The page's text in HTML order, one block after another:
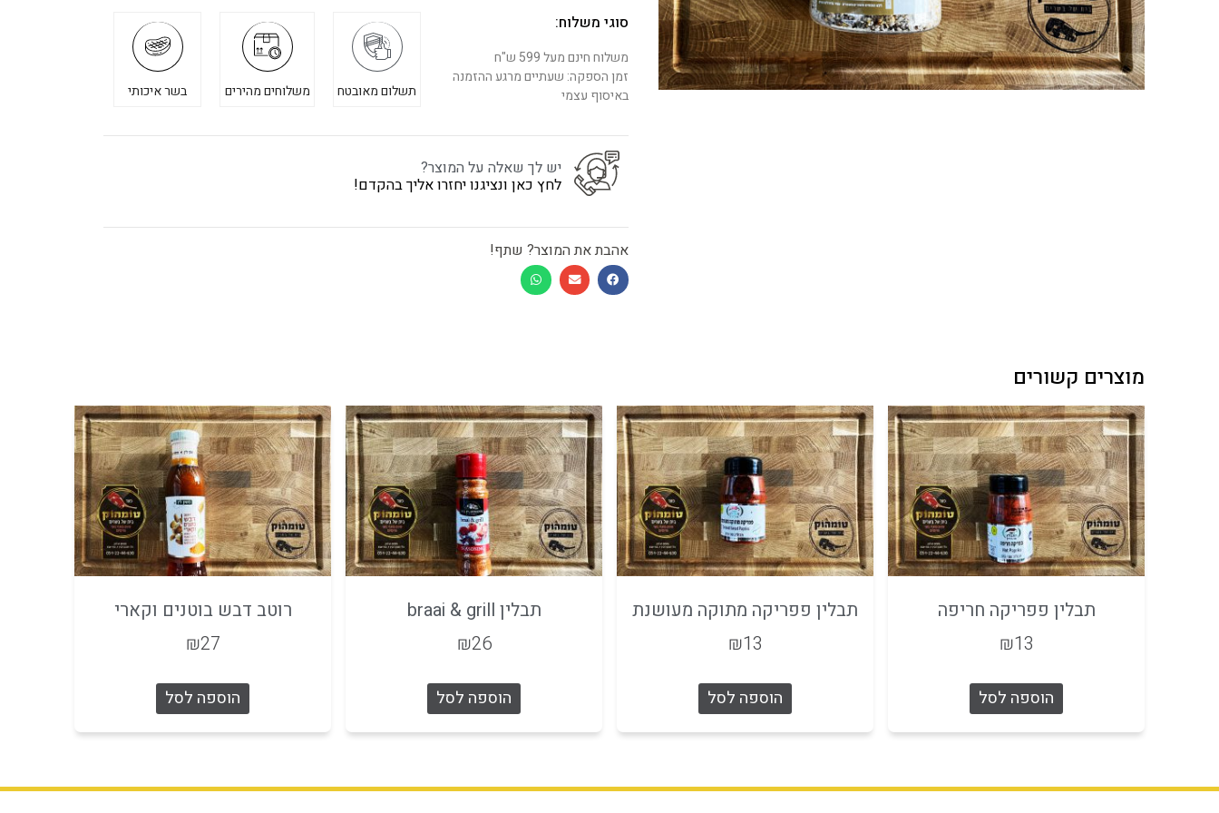
סוגי משלוח:
משלוח חינם מעל 599 ש"ח
זמן הספקה: שעתיים מרגע ההזמנה
באיסוף עצמי
תשלום מאובטח משלוחים מהירים בשר איכותי
יש לך שאלה על המוצר?
לחץ כאן ונציגנו יחזרו אליך בהקדם!
אהבת את המוצר? שתף!
מוצרים קשורים
תבלין פפריקה חריפה
₪13
הוספה לסל
תבלין פפריקה מתוקה מעושנת
₪13
הוספה לסל
תבלין braai & grill
₪26
הוספה לסל
רוטב דבש בוטנים וקארי
₪27
הוספה לסל